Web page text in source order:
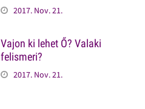
2017. Nov. 21.
Vajon ki lehet Ő? Valaki
felismeri?
2017. Nov. 21.